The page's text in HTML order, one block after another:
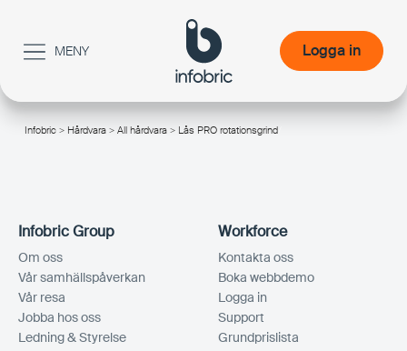
MENY
Logga in
Logga in
Infobric> Hårdvara> All hårdvara> Lås PRO rotationsgrind/
Infobric Group
Om oss
Vår samhällspåverkan
Vår resa
Jobba hos oss
Ledning & Styrelse
Workforce
Kontakta oss
Boka webbdemo
Logga in
Support
Grundprislista